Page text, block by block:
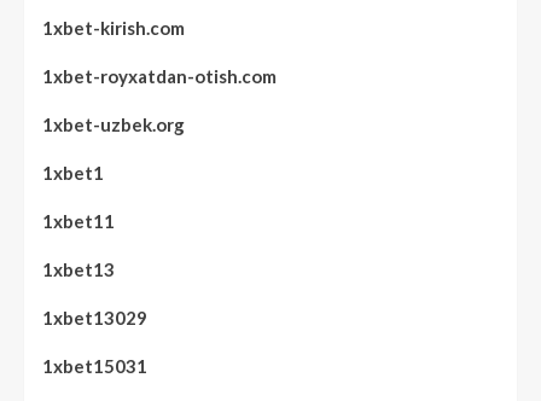
1xbet-kirish.com
1xbet-royxatdan-otish.com
1xbet-uzbek.org
1xbet1
1xbet11
1xbet13
1xbet13029
1xbet15031